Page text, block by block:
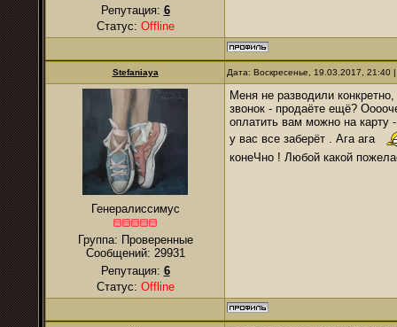
Репутация: 6
Статус: Offline
Stefaniaya Дата: Воскресенье, 19.03.2017,
Генералиссимус
Группа: Проверенные
Сообщений: 29931
Репутация: 6
Статус: Offline
Меня не разводили
звонок - продаёте ещё?
оплатить вам можно на
у вас все заберёт . Ага ага
конеЧно ! Любой какой